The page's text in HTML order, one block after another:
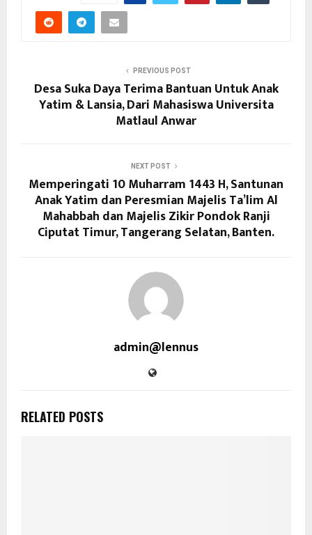
PREVIOUS POST
Desa Suka Daya Terima Bantuan Untuk Anak
Yatim & Lansia, Dari Mahasiswa Universita
Matlaul Anwar
NEXT POST
Memperingati 10 Muharram 1443 H, Santunan
Anak Yatim dan Peresmian Majelis Ta’lim Al
Mahabbah dan Majelis Zikir Pondok Ranji
Ciputat Timur, Tangerang Selatan, Banten.
admin@lennus
RELATED POSTS